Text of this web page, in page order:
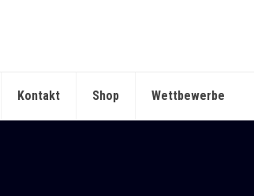
Kontakt Shop Wettbewerbe